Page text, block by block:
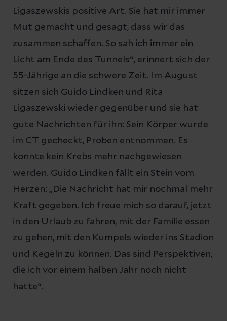
Ligaszewskis positive Art. Sie hat mir immer
Mut gemacht und gesagt, dass wir das
zusammen schaffen. So sah ich immer ein
Licht am Ende des Tunnels“, erinnert sich der
55-Jährige an die schwere Zeit. Im August
sitzen sich Guido Lindken und Rita
Ligaszewski wieder gegenüber und sie hat
gute Nachrichten für ihn: Sein Körper wurde
im CT gecheckt, Proben entnommen. Es
konnte kein Krebs mehr nachgewiesen
werden. Guido Lindken fällt ein Stein vom
Herzen: „Die Nachricht hat mir nochmal mehr
Kraft gegeben. Ich freue mich so darauf, jetzt
in den Urlaub zu fahren, mit der Familie essen
zu gehen, mit den Kumpels wieder ins Stadion
und Kegeln zu können. Das sind Perspektiven,
die ich vor einem halben Jahr noch nicht
hatte“.